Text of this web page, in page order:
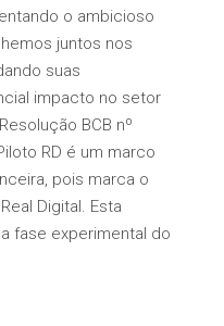
o ambicioso
juntos nos
suas
impacto no setor
BCB nº
RD é um marco
pois marca o
Digital. Esta
fase experimental do